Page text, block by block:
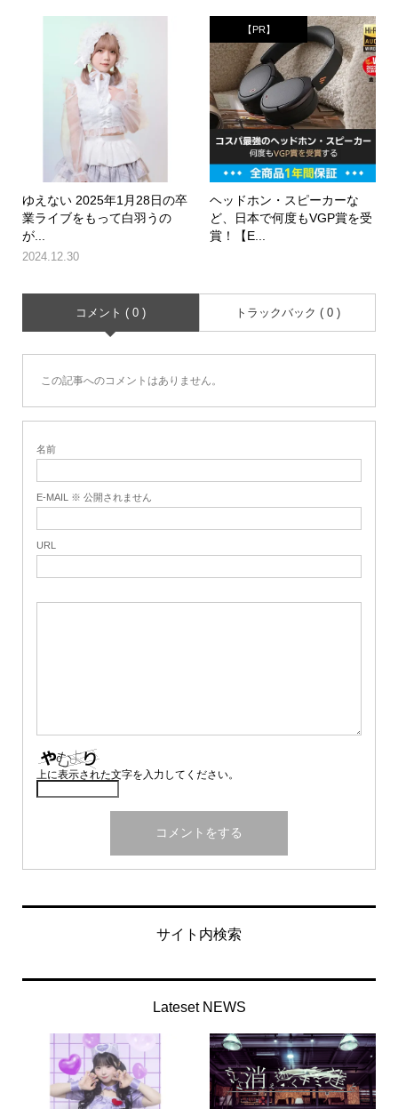
ゆえない 2025年1月28日の卒
業ライブをもって白羽うの
が...
2024.12.30
【PR】
ヘッドホン・スピーカーな
ど、日本で何度もVGP賞を受
賞！【E...
コメント ( 0 ) トラックバック ( 0 )
この記事へのコメントはありません。
名前
E-MAIL ※ 公開されません
URL
上に表示された文字を入力してください。
サイト内検索
Lateset NEWS